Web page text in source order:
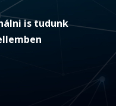
is tudunk